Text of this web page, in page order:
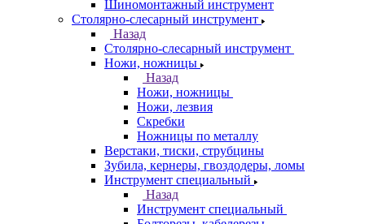
Шиномонтажный инструмент
Столярно-слесарный инструмент
Назад
Столярно-слесарный инструмент
Ножи, ножницы
Назад
Ножи, ножницы
Ножи, лезвия
Скребки
Ножницы по металлу
Верстаки, тиски, струбцины
Зубила, кернеры, гвоздодеры, ломы
Инструмент специальный
Назад
Инструмент специальный